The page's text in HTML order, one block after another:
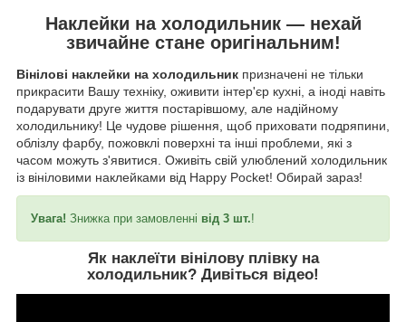
Наклейки на холодильник — нехай
звичайне стане оригінальним!
Вінілові наклейки на холодильник призначені не тільки
прикрасити Вашу техніку, оживити інтер'єр кухні, а іноді навіть
подарувати друге життя постарівшому, але надійному
холодильнику! Це чудове рішення, щоб приховати подряпини,
облізлу фарбу, пожовклі поверхні та інші проблеми, які з
часом можуть з'явитися. Оживіть свій улюблений холодильник
із вініловими наклейками від Happy Pocket! Обирай зараз!
Увага! Знижка при замовленні від 3 шт.!
Як наклеїти вінілову плівку на
холодильник? Дивіться відео!